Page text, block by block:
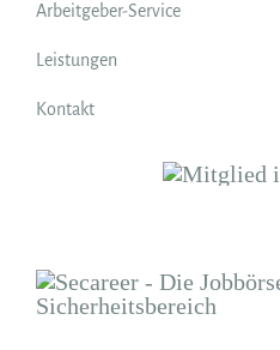
Arbeitgeber-Service
Leistungen
Kontakt